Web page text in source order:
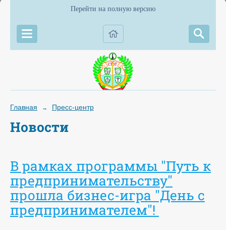
Перейти на полную версию
Главная → Пресс-центр
Новости
В рамках программы "Путь к
предпринимательству"
прошла бизнес-игра "День с
предпринимателем"!